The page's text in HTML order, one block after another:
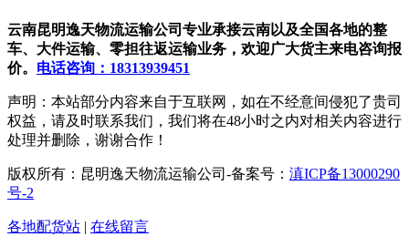
云南昆明逸天物流运输公司专业承接云南以及全国各地的整
车、大件运输、零担往返运输业务，欢迎广大货主来电咨询报
价。 电话咨询：18313939451
声明：本站部分内容来自于互联网，如在不经意间侵犯了贵司
权益，请及时联系我们，我们将在48小时之内对相关内容进行
处理并删除，谢谢合作！
版权所有：昆明逸天物流运输公司-备案号： 滇ICP备13000290
号-2
各地配货站 | 在线留言